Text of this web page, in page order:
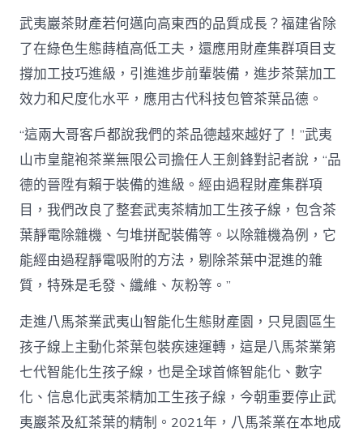
武夷巖茶財產若何邁向高東西的品質成長？福建省除
了在綠色生態蒔植高低工夫，還應用財產集群項目支
撐加工技巧進級，引進進步前輩裝備，進步茶葉加工
效力和尺度化水平，應用古代科技包管茶葉品德。
“這兩大哥客戶都說我們的茶品德越來越好了！”武夷
山市皇龍袍茶業無限公司擔任人王劍鋒對記者說，“品
德的晉陞有賴于裝備的進級。經由過程財產集群項
目，我們改良了整套武夷茶精加工生孩子線，包含茶
葉靜電除雜機、勻堆拼配裝備等。以除雜機為例，它
能經由過程靜電吸附的方法，剔除茶葉中混進的雜
質，特殊是毛發、纖維、灰粉等。”
走進八馬茶業武夷山智能化生態財產園，只見園區生
孩子線上主動化茶葉包裝疾速運轉，這是八馬茶業第
七代智能化生孩子線，也是全球首條智能化、數字
化、信息化武夷茶精加工生孩子線，今朝重要停止武
夷巖茶及紅茶葉的精制。2021年，八馬茶業在本地成